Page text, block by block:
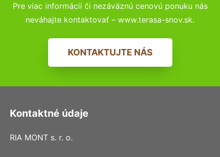
Pre viac informácií či nezáväznú cenovú ponuku nás
neváhajte kontaktovať – www.terasa-snov.sk.
KONTAKTUJTE NÁS
Kontaktné údaje
RIA MONT s. r. o.